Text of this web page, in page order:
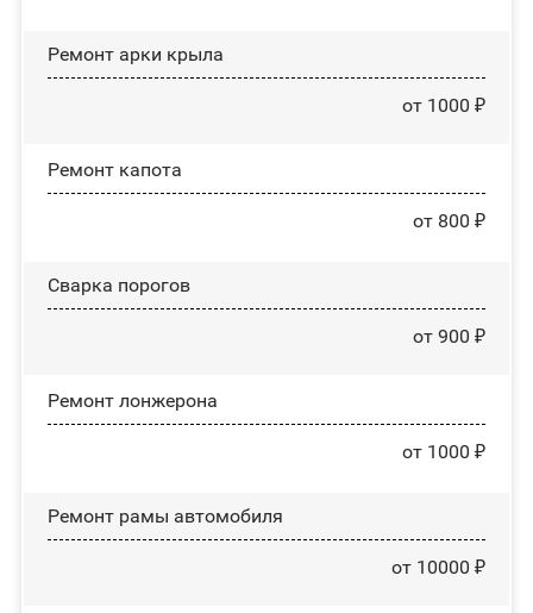
Ремонт арки крыла
от 1000 ₽
Ремонт капота
от 800 ₽
Сварка порогов
от 900 ₽
Ремонт лонжерона
от 1000 ₽
Ремонт рамы автомобиля
от 10000 ₽